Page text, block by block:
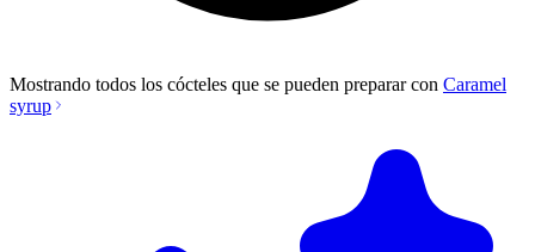
Mostrando todos los cócteles que se pueden preparar con Caramel
syrup